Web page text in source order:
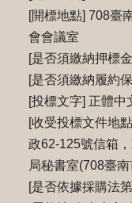
[開標地點] 708臺
會會議室
[是否須繳納押標
[是否須繳納履約
[投標文字] 正體中
[收受投標文件地
政62-125號信箱
局秘書室(708臺
[是否依據採購法